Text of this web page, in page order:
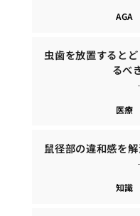
AGA
虫歯を放置すると
るべ
医療
鼠径部の違和感を
知識